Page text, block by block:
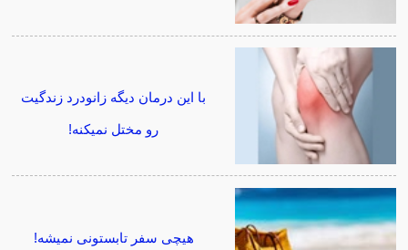
با این درمان دیگه زانودرد زندگیت
رو مختل نمیکنه!
هیچی سفر تابستونی نمیشه!